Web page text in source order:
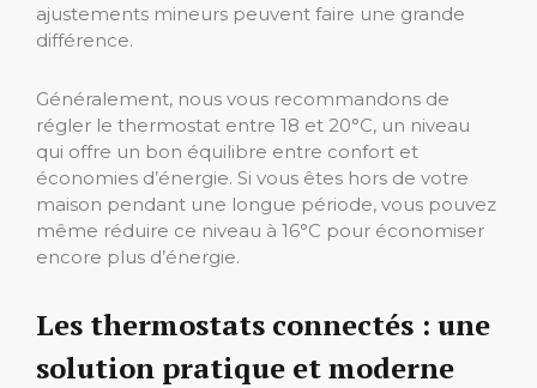
ajustements mineurs peuvent faire une grande
différence.
Généralement, nous vous recommandons de
régler le thermostat entre 18 et 20°C, un niveau
qui offre un bon équilibre entre confort et
économies d’énergie. Si vous êtes hors de votre
maison pendant une longue période, vous pouvez
même réduire ce niveau à 16°C pour économiser
encore plus d’énergie.
Les thermostats connectés : une
solution pratique et moderne